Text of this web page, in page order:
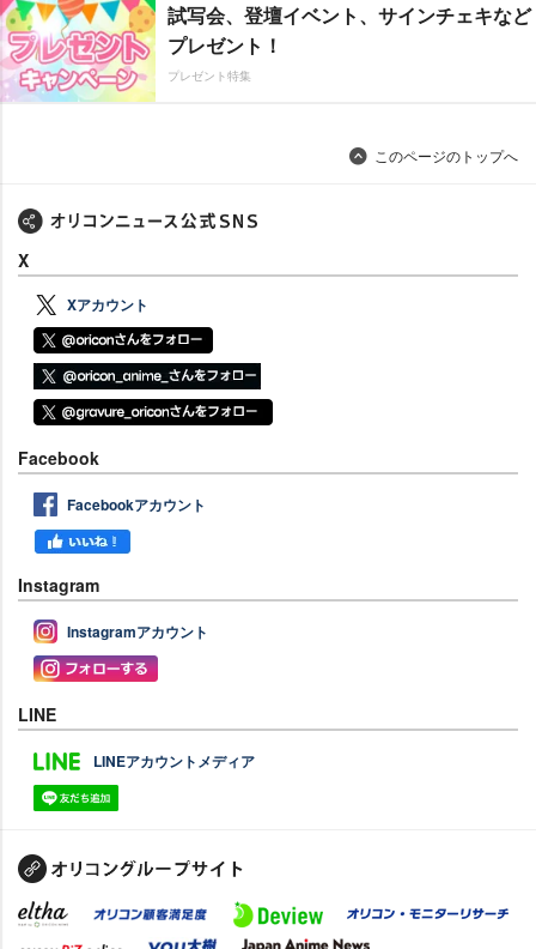
試写会、登壇イベント、サインチェキなど
プレゼント！
プレゼント特集
このページのトップへ
X
Xアカウント
Facebook
Facebookアカウント
Instagram
Instagramアカウント
LINE
LINEアカウントメディア